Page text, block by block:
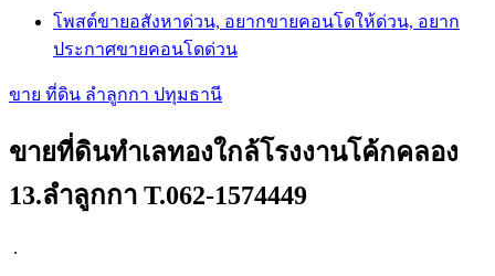
โพสต์ขายอสังหาด่วน, อยากขายคอนโดให้ด่วน, อยาก
ประกาศขายคอนโดด่วน
ขาย ที่ดิน ลำลูกกา ปทุมธานี
ขายที่ดินทำเลทองใกล้โรงงานโค้กคลอง
13.ลำลูกกา T.062-1574449
.